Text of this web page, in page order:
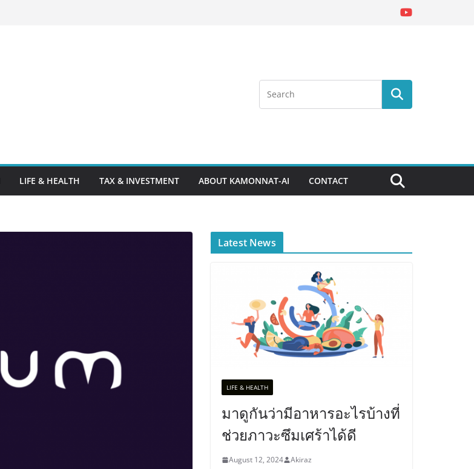
LIFE & HEALTH TAX & INVESTMENT ABOUT KAMONNAT-AI CONTACT
Latest News
LIFE & HEALTH
มาดูกันว่ามีอาหารอะไรบ้างที่
ช่วยภาวะซึมเศร้าได้ดี
August 12, 2024 Akiraz